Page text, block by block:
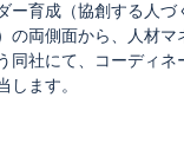
ー育成（協創する人づ
の両側面から、人材
同社にて、コーディネ
します。